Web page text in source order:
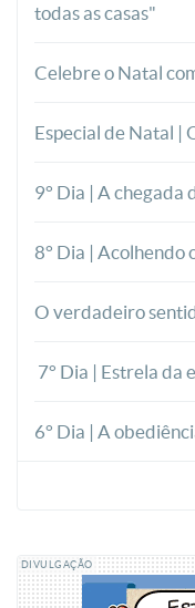
todas as casas"
Celebre o Natal
Especial de Natal |
9° Dia | A chegada
8° Dia | Acolhendo
O verdadeiro
7° Dia | Estrela da
6° Dia | A
DIVULGAÇÃO